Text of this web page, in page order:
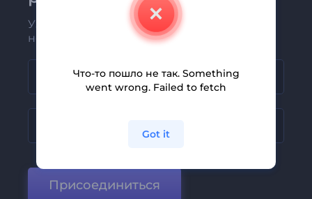
Узнавайте о последних новостях и
новых предложениях первыми
Присоединиться
Что-то пошло не так. Something
went wrong. Failed to fetch
Got it